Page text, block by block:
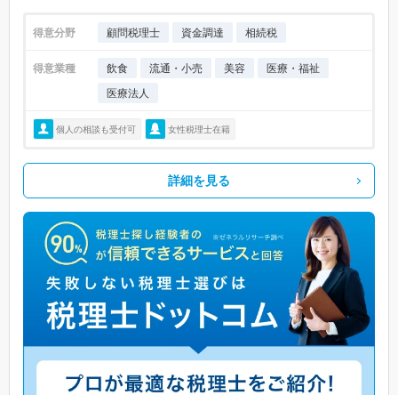
得意分野 顧問税理士 資金調達 相続税
得意業種 飲食 流通・小売 美容
医療・福祉
医療法人
個人の相談も受付可 女性税理士在籍
詳細を見る